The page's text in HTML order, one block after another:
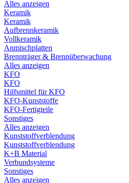
Alles anzeigen
Keramik
Keramik
Aufbrennkeramik
Vollkeramik
Anmischplatten
Brennträger & Brennüberwachung
Alles anzeigen
KFO
KFO
Hilfsmittel für KFO
KFO-Kunststoffe
KFO-Fertigteile
Sonstiges
Alles anzeigen
Kunststoffverblendung
Kunststoffverblendung
K+B Material
Verbundsysteme
Sonstiges
Alles anzeigen